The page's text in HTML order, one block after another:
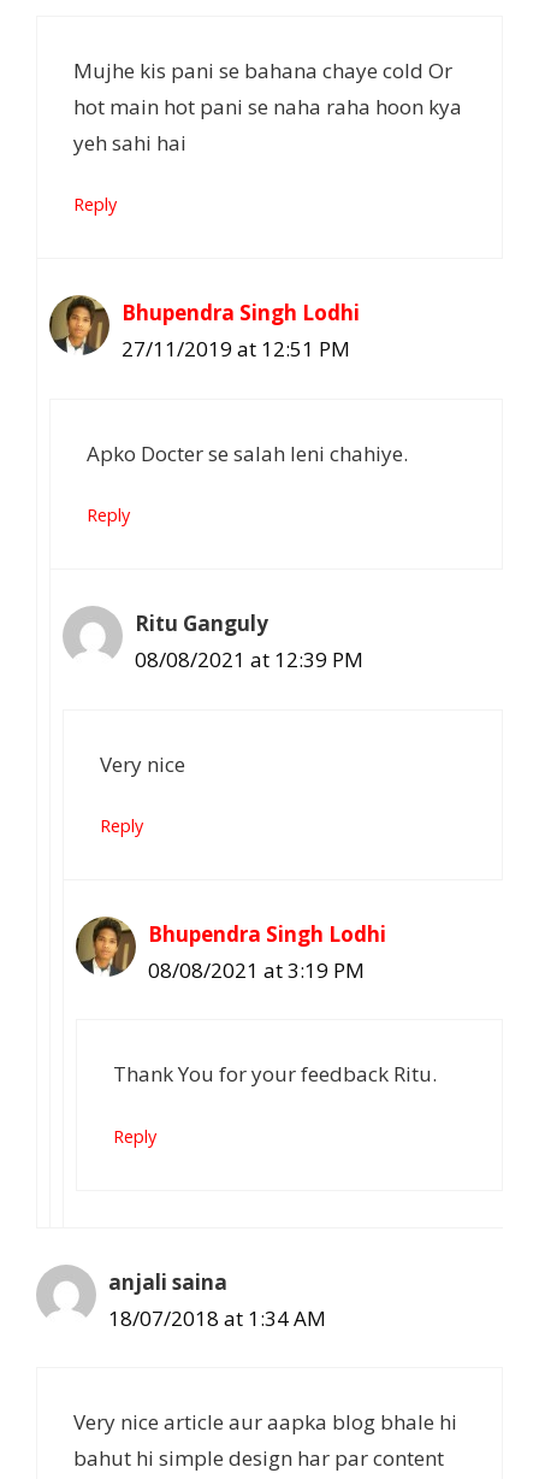
Mujhe kis pani se bahana chaye cold Or
hot main hot pani se naha raha hoon kya
yeh sahi hai
Reply
Bhupendra Singh Lodhi
27/11/2019 at 12:51 PM
Apko Docter se salah leni chahiye.
Reply
Ritu Ganguly
08/08/2021 at 12:39 PM
Very nice
Reply
Bhupendra Singh Lodhi
08/08/2021 at 3:19 PM
Thank You for your feedback Ritu.
Reply
anjali saina
18/07/2018 at 1:34 AM
Very nice article aur aapka blog bhale hi
bahut hi simple design har par content